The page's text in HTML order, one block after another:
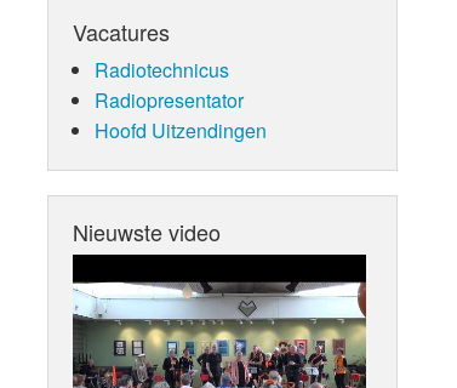
Vacatures
Radiotechnicus
Radiopresentator
Hoofd Uitzendingen
Nieuwste video